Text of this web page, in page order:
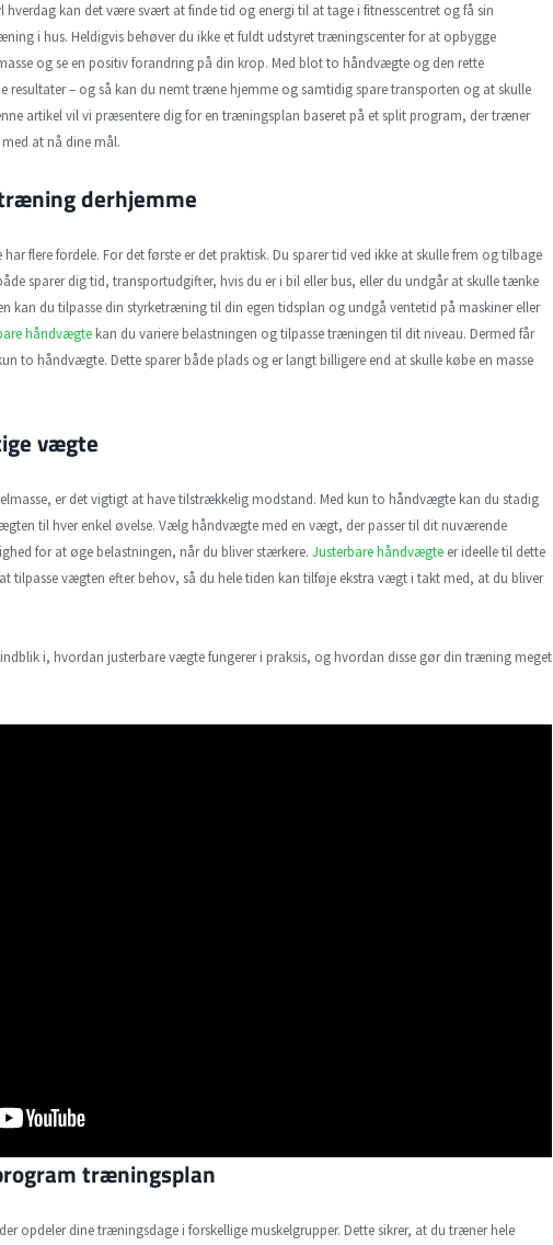
hverdag kan det være svært at finde tid og energi til at tage i fitnesscentret og få sin
i hus. Heldigvis behøver du ikke et fuldt udstyret træningscenter for at opbygge
og se en positiv forandring på din krop. Med blot to håndvægte og den rette
– og så kan du nemt træne hjemme og samtidig spare transporten og at skulle
artikel vil vi præsentere dig for en træningsplan baseret på et split program, der træner
at nå dine mål.
derhjemme
flere fordele. For det første er det praktisk. Du sparer tid ved ikke at skulle frem og tilbage
sparer dig tid, transportudgifter, hvis du er i bil eller bus, eller du undgår at skulle tænke
kan du tilpasse din styrketræning til din egen tidsplan og undgå ventetid på maskiner eller
håndvægte kan du variere belastningen og tilpasse træningen til dit niveau. Dermed får
to håndvægte. Dette sparer både plads og er langt billigere end at skulle købe en masse
vægte
er det vigtigt at have tilstrækkelig modstand. Med kun to håndvægte kan du stadig
til hver enkel øvelse. Vælg håndvægte med en vægt, der passer til dit nuværende
for at øge belastningen, når du bliver stærkere. Justerbare håndvægte er ideelle til dette
tilpasse vægten efter behov, så du hele tiden kan tilføje ekstra vægt i takt med, at du bliver
i, hvordan justerbare vægte fungerer i praksis, og hvordan disse gør din træning meget
træningsplan
opdeler dine træningsdage i forskellige muskelgrupper. Dette sikrer, at du træner hele